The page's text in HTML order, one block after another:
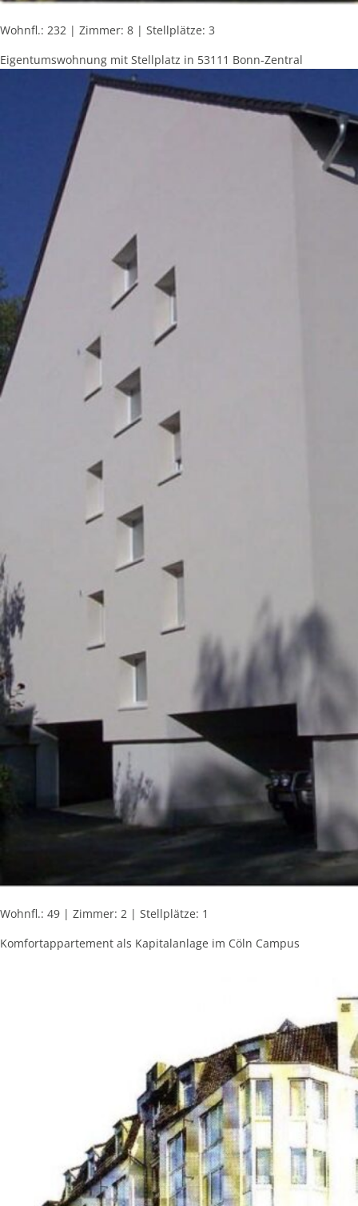
Wohnfl.: 232 | Zimmer: 8 | Stellplätze: 3
Eigentumswohnung mit Stellplatz in 53111 Bonn-Zentral
Wohnfl.: 49 | Zimmer: 2 | Stellplätze: 1
Komfortappartement als Kapitalanlage im Cöln Campus